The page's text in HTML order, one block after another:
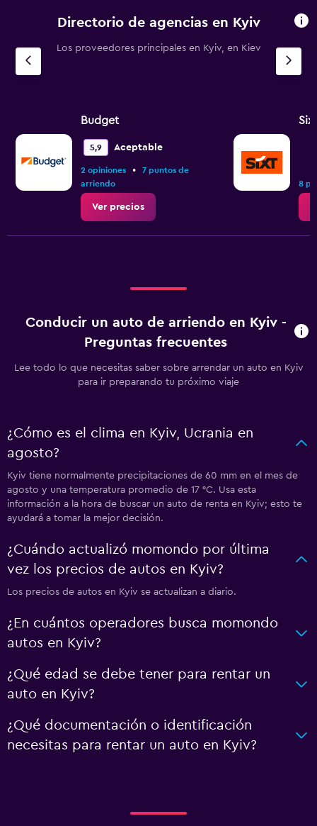
Directorio de agencias en Kyiv
Los proveedores principales en Kyiv, en Kiev
Budget
5,9 Aceptable
2 opiniones •
7 puntos de
arriendo
Ver precios
Sixt
8
Conducir un auto de arriendo en Kyiv -
Preguntas frecuentes
Lee todo lo que necesitas saber sobre arrendar un auto en Kyiv
para ir preparando tu próximo viaje
¿Cómo es el clima en Kyiv, Ucrania en
agosto?
Kyiv tiene normalmente precipitaciones de 60 mm en el mes de
agosto y una temperatura promedio de 17 °C. Usa esta
información a la hora de buscar un auto de renta en Kyiv; esto te
ayudará a tomar la mejor decisión.
¿Cuándo actualizó momondo por última
vez los precios de autos en Kyiv?
Los precios de autos en Kyiv se actualizan a diario.
¿En cuántos operadores busca momondo
autos en Kyiv?
¿Qué edad se debe tener para rentar un
auto en Kyiv?
¿Qué documentación o identificación
necesitas para rentar un auto en Kyiv?